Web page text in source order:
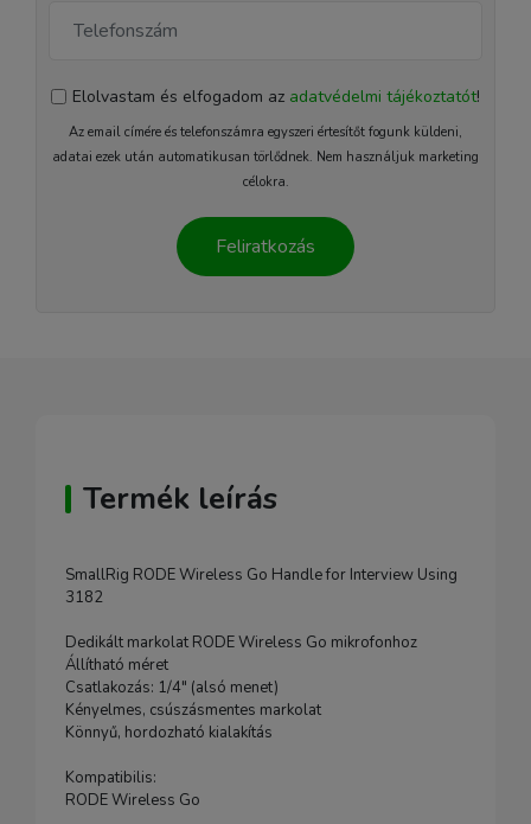
Elolvastam és elfogadom az adatvédelmi tájékoztatót!
Az email címére és telefonszámra egyszeri értesítőt fogunk küldeni,
adatai ezek után automatikusan törlődnek. Nem használjuk marketing
célokra.
Feliratkozás
Termék leírás
SmallRig RODE Wireless Go Handle for Interview Using
3182
Dedikált markolat RODE Wireless Go mikrofonhoz
Állítható méret
Csatlakozás: 1/4" (alsó menet)
Kényelmes, csúszásmentes markolat
Könnyű, hordozható kialakítás
Kompatibilis:
RODE Wireless Go